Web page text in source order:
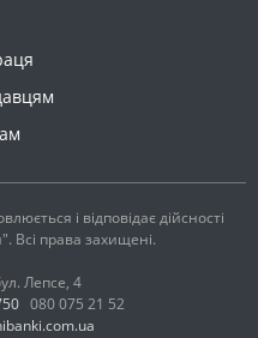
і відповідає дійсності
Всі права захищені.
Лепсе, 4
080 075 21 52